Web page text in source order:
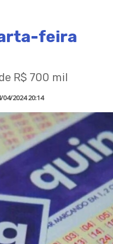
feira
R$ 700 mil
04/2024 20:14